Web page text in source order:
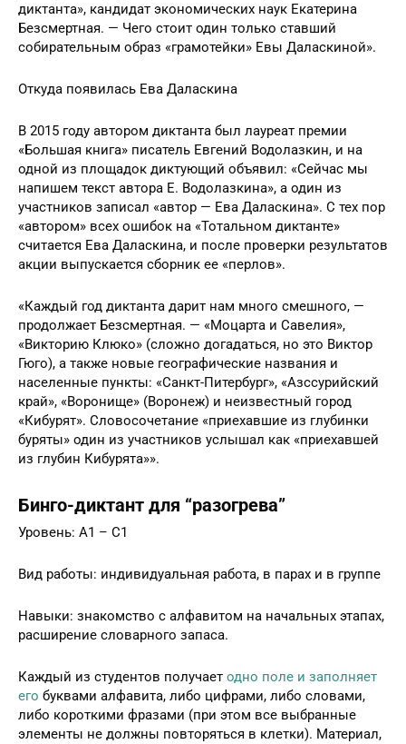
диктанта», кандидат экономических наук Екатерина
Безсмертная. — Чего стоит один только ставший
собирательным образ «грамотейки» Евы Даласкиной».
Откуда появилась Ева Даласкина
В 2015 году автором диктанта был лауреат премии
«Большая книга» писатель Евгений Водолазкин, и на
одной из площадок диктующий объявил: «Сейчас мы
напишем текст автора Е. Водолазкина», а один из
участников записал «автор — Ева Даласкина». С тех пор
«автором» всех ошибок на «Тотальном диктанте»
считается Ева Даласкина, и после проверки результатов
акции выпускается сборник ее «перлов».
«Каждый год диктанта дарит нам много смешного, —
продолжает Безсмертная. — «Моцарта и Савелия»,
«Викторию Клюко» (сложно догадаться, но это Виктор
Гюго), а также новые географические названия и
населенные пункты: «Санкт-Питербург», «Азссурийский
край», «Воронище» (Воронеж) и неизвестный город
«Кибурят». Словосочетание «приехавшие из глубинки
буряты» один из участников услышал как «приехавшей
из глубин Кибурята»».
Бинго-диктант для “разогрева”
Уровень: А1 – С1
Вид работы: индивидуальная работа, в парах и в группе
Навыки: знакомство с алфавитом на начальных этапах,
расширение словарного запаса.
Каждый из студентов получает одно поле и заполняет
его буквами алфавита, либо цифрами, либо словами,
либо короткими фразами (при этом все выбранные
элементы не должны повторяться в клетки). Материал,